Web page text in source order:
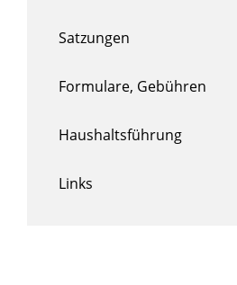
Satzungen
Formulare, Gebühren
Haushaltsführung
Links